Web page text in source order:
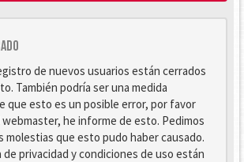
de nuevos usuarios están cerrados
También podría ser una medida
que esto es un posible error, por favor
he informe de esto. Pedimos
molestias que esto pudo haber causado.
privacidad y condiciones de uso están